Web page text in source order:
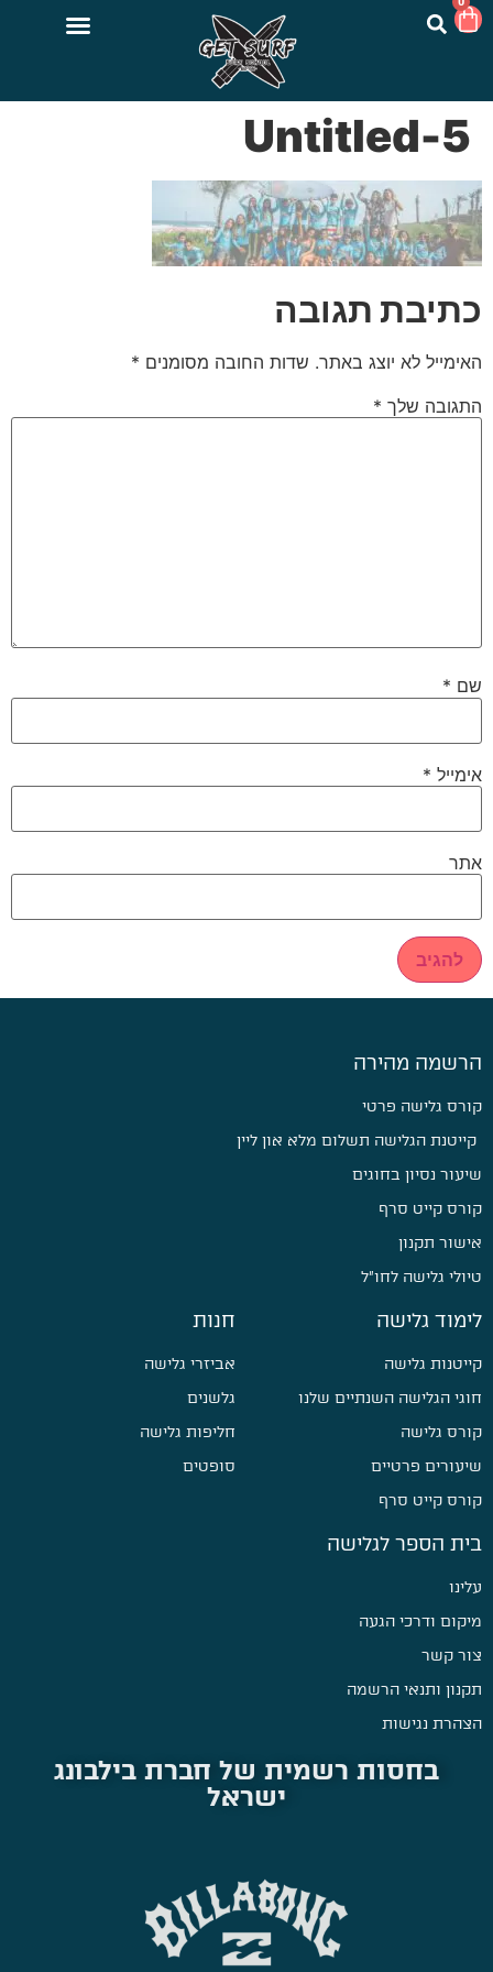
Untitled-5
כתיבת תגובה
האימייל לא יוצג באתר. שדות החובה מסומנים *
התגובה שלך *
שם *
אימייל *
אתר
הרשמה מהירה
קורס גלישה פרטי
קייטנת הגלישה תשלום מלא און ליין
שיעור נסיון בחוגים
קורס קייט סרף
אישור תקנון
טיולי גלישה לחו״ל
לימוד גלישה
קייטנות גלישה
חוגי הגלישה השנתיים שלנו
קורס גלישה
שיעורים פרטיים
קורס קייט סרף
חנות
אביזרי גלישה
גלשנים
חליפות גלישה
סופטים
בית הספר לגלישה
עלינו
מיקום ודרכי הגעה
צור קשר
תקנון ותנאי הרשמה
הצהרת נגישות
בחסות רשמית של חברת בילבונג
ישראל